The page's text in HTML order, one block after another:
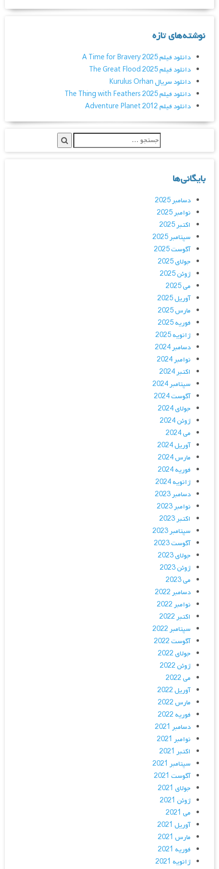
نوشته‌های تازه
دانلود فیلم A Time for Bravery 2025
دانلود فیلم The Great Flood 2025
دانلود سریال Kurulus Orhan
دانلود فیلم The Thing with Feathers 2025
دانلود فیلم Adventure Planet 2012
بایگانی‌ها
دسامبر 2025
نوامبر 2025
اکتبر 2025
سپتامبر 2025
آگوست 2025
جولای 2025
ژوئن 2025
می 2025
آوریل 2025
مارس 2025
فوریه 2025
ژانویه 2025
دسامبر 2024
نوامبر 2024
اکتبر 2024
سپتامبر 2024
آگوست 2024
جولای 2024
ژوئن 2024
می 2024
آوریل 2024
مارس 2024
فوریه 2024
ژانویه 2024
دسامبر 2023
نوامبر 2023
اکتبر 2023
سپتامبر 2023
آگوست 2023
جولای 2023
ژوئن 2023
می 2023
دسامبر 2022
نوامبر 2022
اکتبر 2022
سپتامبر 2022
آگوست 2022
جولای 2022
ژوئن 2022
می 2022
آوریل 2022
مارس 2022
فوریه 2022
دسامبر 2021
نوامبر 2021
اکتبر 2021
سپتامبر 2021
آگوست 2021
جولای 2021
ژوئن 2021
می 2021
آوریل 2021
مارس 2021
فوریه 2021
ژانویه 2021